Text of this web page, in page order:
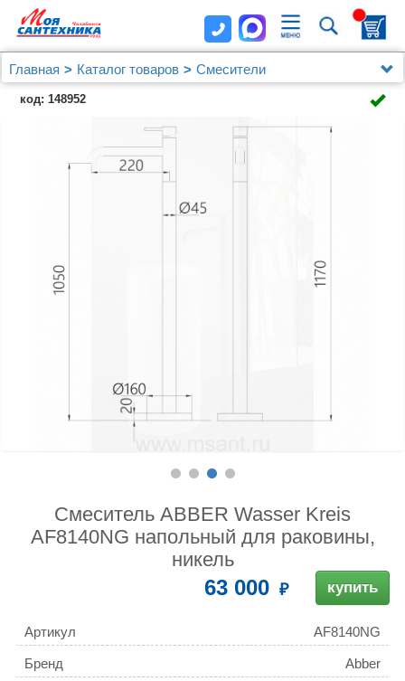
Главная Каталог товаров
Смесители
Смеситель ABBER Wasser Kreis AF8140NG
напольный для раковины, никель
код: 148952
Смеситель ABBER Wasser Kreis
AF8140NG напольный для раковины,
никель
63 000 купить
Артикул AF8140NG
Бренд Abber